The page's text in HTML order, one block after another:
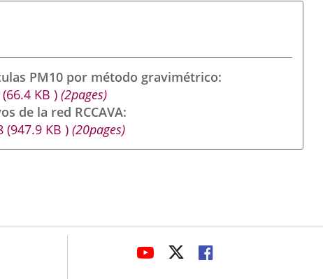
PM10 por método gravimétrico
(66.4 KB) (2pages)
de la red RCCAVA
(947.9 KB) (20pages)
ENLACEENLACEENLACE